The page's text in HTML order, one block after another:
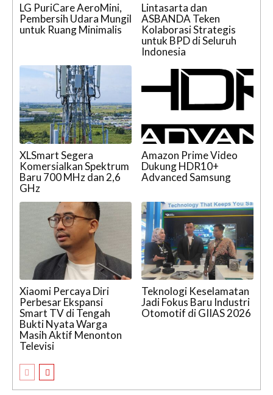
LG PuriCare AeroMini,
Pembersih Udara Mungil
untuk Ruang Minimalis
Lintasarta dan
ASBANDA Teken
Kolaborasi Strategis
untuk BPD di Seluruh
Indonesia
XLSmart Segera
Komersialkan Spektrum
Baru 700 MHz dan 2,6
GHz
Amazon Prime Video
Dukung HDR10+
Advanced Samsung
Xiaomi Percaya Diri
Perbesar Ekspansi
Smart TV di Tengah
Bukti Nyata Warga
Masih Aktif Menonton
Televisi
Teknologi Keselamatan
Jadi Fokus Baru Industri
Otomotif di GIIAS 2026